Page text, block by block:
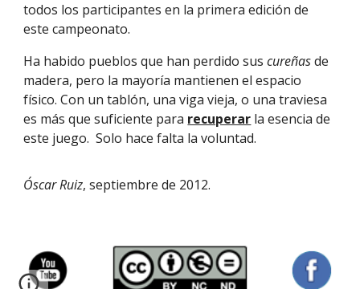
todos los participantes en la primera edición de
este campeonato.
Ha habido pueblos que han perdido suscureñasde
madera, pero la mayoría mantienen el espacio
físico. Con un tablón, una viga vieja, o una traviesa
es más que suficiente para recuperar la esencia de
este juego. Solo hace falta la voluntad.
Óscar Ruiz, septiembre de 2012.